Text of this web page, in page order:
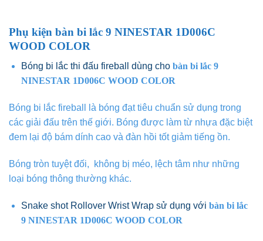
Phụ kiện bàn bi lắc 9 NINESTAR 1D006C
WOOD COLOR
Bóng bi lắc thi đấu fireball dùng cho bàn bi lắc 9
NINESTAR 1D006C WOOD COLOR
Bóng bi lắc fireball là bóng đạt tiêu chuẩn sử dụng trong
các giải đấu trên thế giới. Bóng được làm từ nhựa đặc biệt
đem lại độ bám dính cao và đàn hồi tốt giảm tiếng ồn.
Bóng tròn tuyệt đối, không bị méo, lệch tâm như những
loại bóng thông thường khác.
Snake shot Rollover Wrist Wrap sử dụng với bàn bi lắc
9 NINESTAR 1D006C WOOD COLOR